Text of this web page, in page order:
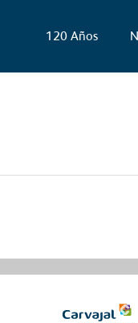
120 Años